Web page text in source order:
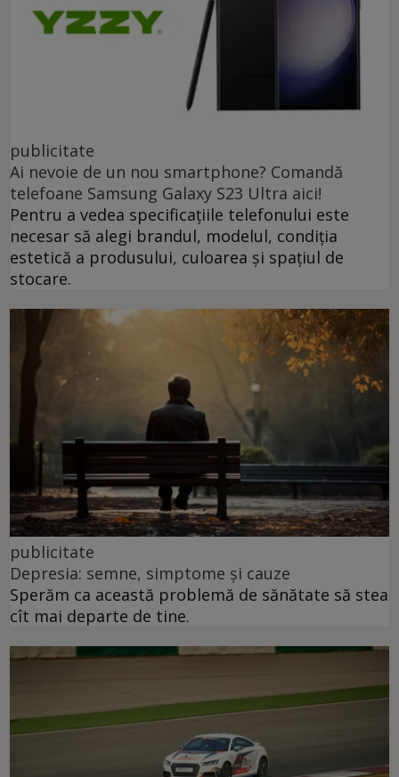
publicitate
Ai nevoie de un nou smartphone? Comandă
telefoane Samsung Galaxy S23 Ultra aici!
Pentru a vedea specificațiile telefonului este
necesar să alegi brandul, modelul, condiția
estetică a produsului, culoarea și spațiul de
stocare.
publicitate
Depresia: semne, simptome și cauze
Sperăm ca această problemă de sănătate să stea
cît mai departe de tine.